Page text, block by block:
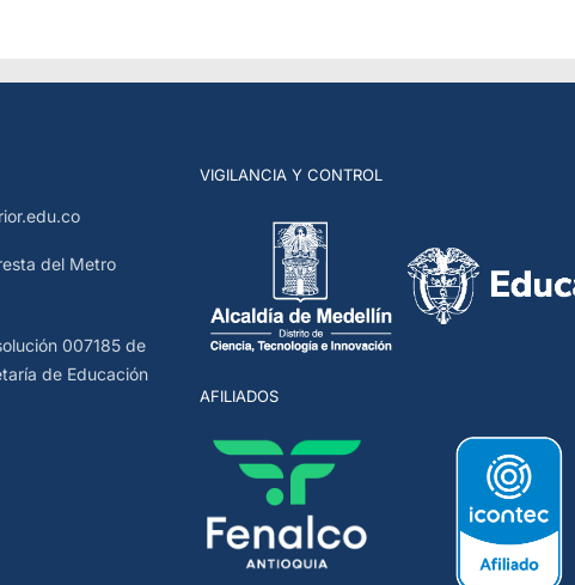
del Metro
007185 de
de Educación
VIGILANCIA Y CONTROL
AFILIADOS